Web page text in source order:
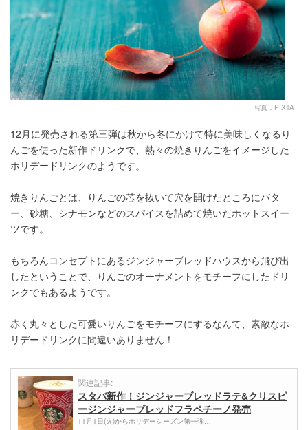
写真：PIXTA
12月に発売される第三弾は秋から冬にかけて特に美味しくなるり
んごを使った新作ドリンクで、熱々の焼きりんごをイメージした
ホリデードリンクのようです。
焼きりんごとは、りんごの芯を抜いて穴を開けたところにバタ
ー、砂糖、シナモンなどのスパイスを詰めて焼いたホットスイー
ツです。
もちろんコンセプトにあるジンジャーブレッドハウスから飛び出
したということで、りんごのオーナメントをモチーフにしたドリ
ンクでもあるようです。
赤く丸々とした可愛いりんごをモチーフにするなんて、素敵なホ
リデードリンクに間違いありません！
関連記事:
スタバ新作！ジンジャーブレッドラテ&クリスピ
ージンジャーブレッドフラペチーノ発売
11月1日(火)からホリデーシーズン第一弾…